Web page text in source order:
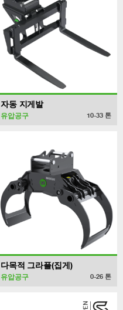
자동 지게발
유압공구 10-33 톤
다목적 그라플(집게)
유압공구 0-26 톤